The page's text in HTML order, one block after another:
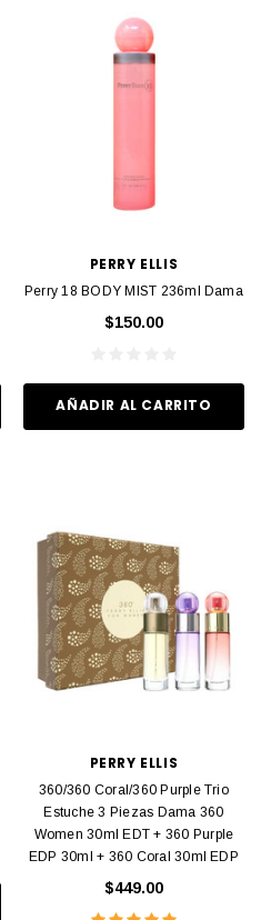
PERRY ELLIS
Perry 18 BODY MIST 236ml Dama
$150.00
AÑADIR AL CARRITO
PERRY ELLIS
360/360 Coral/360 Purple Trio
Estuche 3 Piezas Dama 360
Women 30ml EDT + 360 Purple
EDP 30ml + 360 Coral 30ml EDP
$449.00